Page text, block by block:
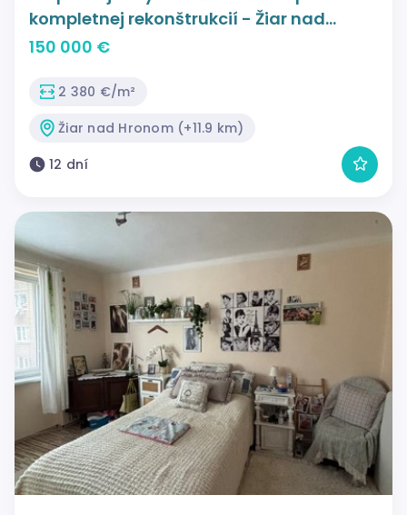
kompletnej rekonštrukcií - Žiar nad
Hronom
150 000 €
2 380 €/m²
Žiar nad Hronom (+11.9 km)
12 dní